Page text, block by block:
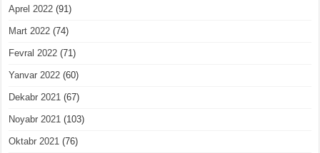
Aprel 2022 (91)
Mart 2022 (74)
Fevral 2022 (71)
Yanvar 2022 (60)
Dekabr 2021 (67)
Noyabr 2021 (103)
Oktabr 2021 (76)